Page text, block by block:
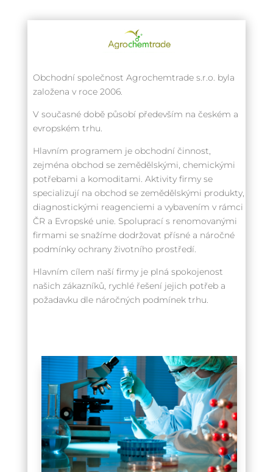
Obchodní společnost Agrochemtrade s.r.o. byla
založena v roce 2006.
V současné době působí především na českém a
evropském trhu.
Hlavním programem je obchodní činnost,
zejména obchod se zemědělskými, chemickými
potřebami a komoditami. Aktivity firmy se
specializují na obchod se zemědělskými produkty,
diagnostickými reagenciemi a vybavením v rámci
ČR a Evropské unie. Spoluprací s renomovanými
firmami se snažíme dodržovat přísné a náročné
podmínky ochrany životního prostředí.
Hlavním cílem naší firmy je plná spokojenost
našich zákazníků, rychlé řešení jejich potřeb a
požadavku dle náročných podmínek trhu.